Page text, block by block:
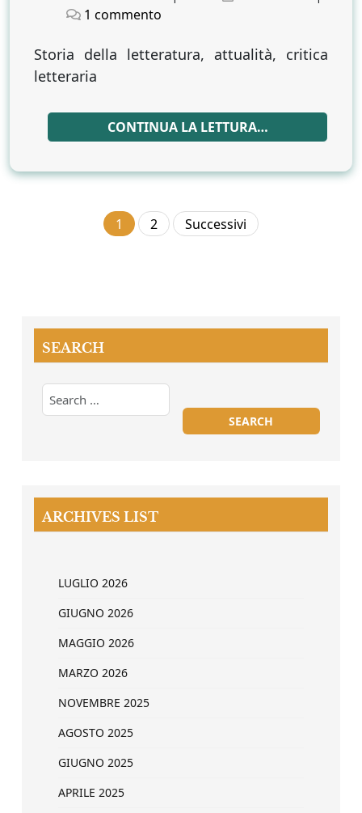
on 1 commento
clandestino
Francesco
Storia della letteratura, attualità, critica
letteraria
CONTINUA LA LETTURA…
Paginazione
1 2 Successivi
SEARCH
ARCHIVES LIST
LUGLIO 2026
GIUGNO 2026
MAGGIO 2026
MARZO 2026
NOVEMBRE 2025
AGOSTO 2025
GIUGNO 2025
APRILE 2025